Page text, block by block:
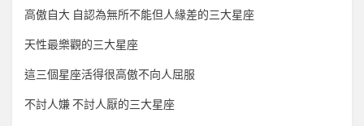
高傲自大 自認為無所不能但人緣差的三大星座
天性最樂觀的三大星座
這三個星座活得很高傲不向人屈服
不討人嫌 不討人厭的三大星座